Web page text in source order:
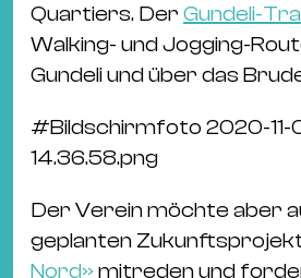
Quartiers. Der Gundeli-
Walking- und Jogging-
Gundeli und über das
#Bildschirmfoto 2020-11-
14.36.58.png
Der Verein möchte aber
geplanten
Nord» mitreden und